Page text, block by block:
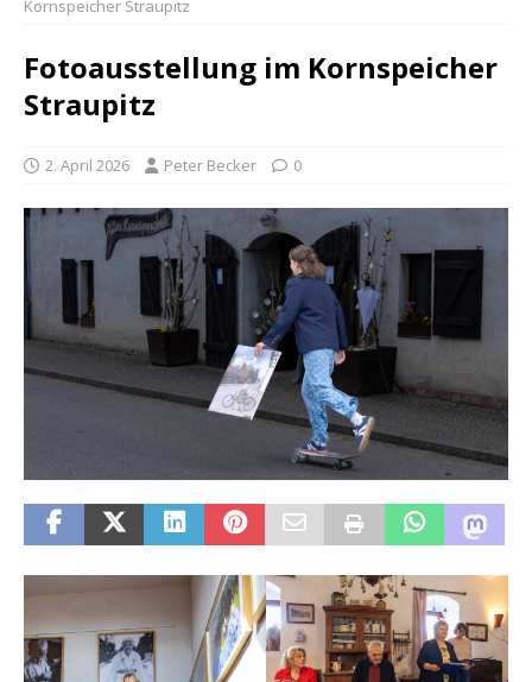
Kornspeicher Straupitz
Fotoausstellung im Kornspeicher
Straupitz
2. April 2026 Peter Becker 0